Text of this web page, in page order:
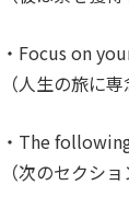
・Focus on
（人生の旅に
・The
（次のセクシ